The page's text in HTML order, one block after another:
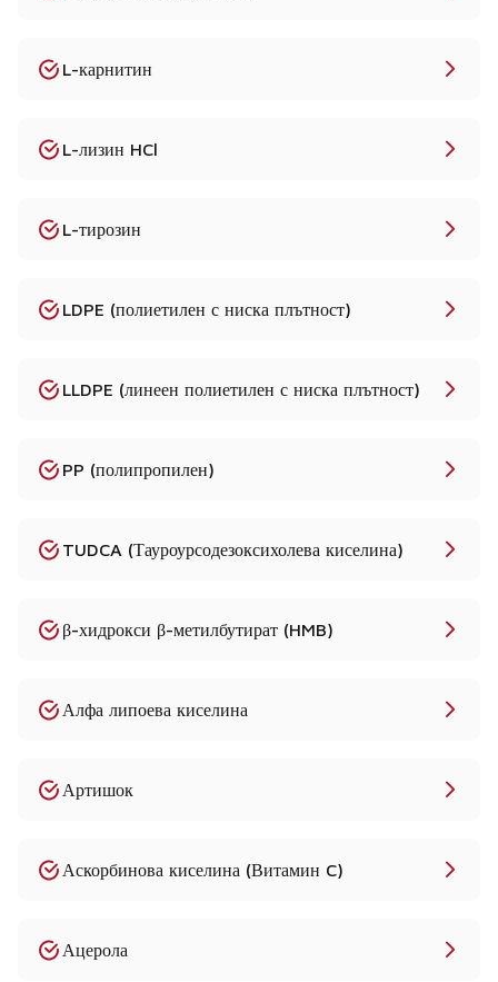
L-карнитин
L-лизин HCl
L-тирозин
LDPE (полиетилен с ниска плътност)
LLDPE (линеен полиетилен с ниска плътност)
PP (полипропилен)
TUDCA (Тауроурсодезоксихолева киселина)
β-хидрокси β-метилбутират (HMB)
Алфа липоева киселина
Артишок
Аскорбинова киселина (Витамин C)
Ацерола